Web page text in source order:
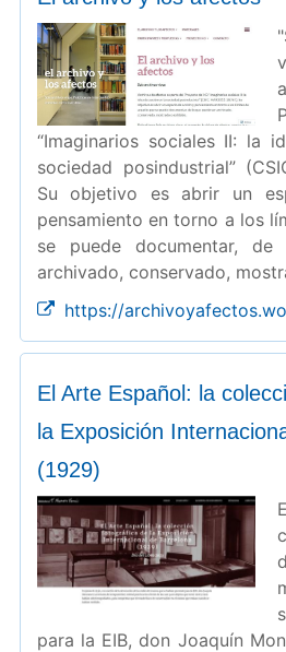
“Imaginarios sociales II: la
sociedad posindustrial”
Su objetivo es abrir un
pensamiento en torno a los
se puede documentar,
archivado, conservado,
https://
El Arte Español: la
la Exposición
(1929)
para la EIB, don Joaquín